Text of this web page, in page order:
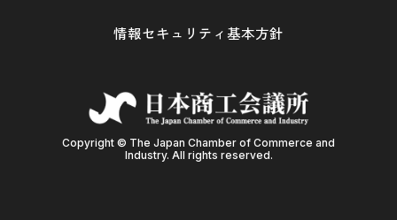
Copyright © The Japan Chamber of Commerce and
Industry. All rights reserved.
情報セキュリティ基本方針